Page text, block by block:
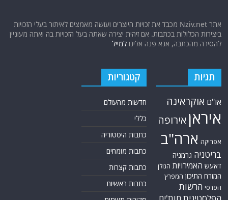
אתר Nziv.net מכבד את זכויות היוצרים ועושה מאמצים לאיתור בעלי הזכויות
ביצירות הכלולות בכתבות. אם זיהית יצירה שאתה בעל הזכויות בה ואתה מעוניין
להסירה מהכתבה, אנא פנה אלינולמייל
תגיות
או"ם אוקראינה
איראן אירופה
אפריקה ארה"ב
בריטניה גרמניה
דאעש האמירויות הגולן
המזרח התיכון המפרץ
הפרסי הרשות
קטגוריות
חדשות מהעולם
כללי
כתבות היסטוריה
כתבות מומחים
כתבות קצרות
כתבות ראשיות